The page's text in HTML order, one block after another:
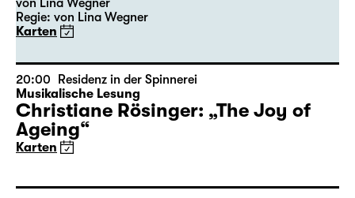
von Lina Wegner
Regie: von Lina Wegner
Karten
20:00
Residenz in der Spinnerei
Musikalische Lesung
Christiane Rösinger: „The Joy of
Ageing“
Karten